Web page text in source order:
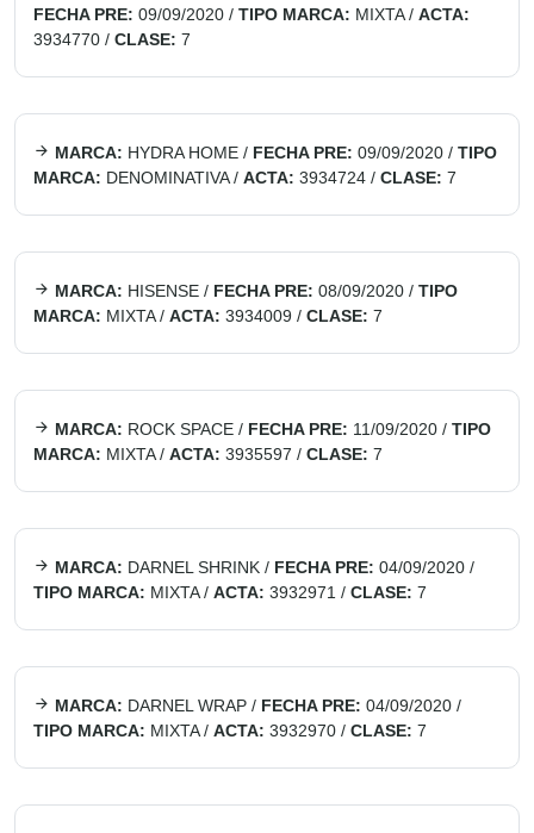
FECHA PRE: 09/09/2020 / TIPO MARCA: MIXTA/ ACTA:
3934770 / CLASE: 7
MARCA: HYDRA HOME / FECHA PRE: 09/09/2020 / TIPO
MARCA: DENOMINATIVA/ ACTA: 3934724 / CLASE: 7
MARCA: HISENSE / FECHA PRE: 08/09/2020 / TIPO
MARCA: MIXTA/ ACTA: 3934009 / CLASE: 7
MARCA: ROCK SPACE / FECHA PRE: 11/09/2020 / TIPO
MARCA: MIXTA/ ACTA: 3935597 / CLASE: 7
MARCA: DARNEL SHRINK / FECHA PRE: 04/09/2020 /
TIPO MARCA: MIXTA/ ACTA: 3932971 / CLASE: 7
MARCA: DARNEL WRAP / FECHA PRE: 04/09/2020 /
TIPO MARCA: MIXTA/ ACTA: 3932970 / CLASE: 7